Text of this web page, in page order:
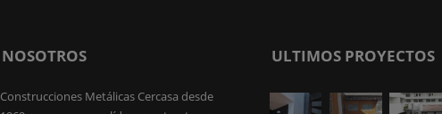
NOSOTROS
Construcciones Metálicas Cercasa desde
ULTIMOS PROYECTOS